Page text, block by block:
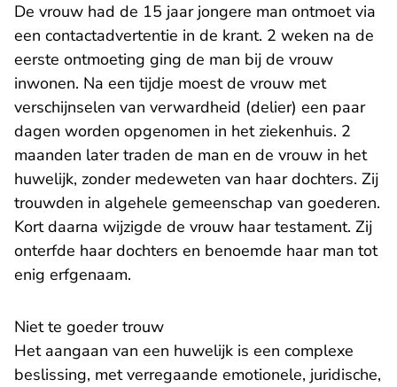
De vrouw had de 15 jaar jongere man ontmoet via
een contactadvertentie in de krant. 2 weken na de
eerste ontmoeting ging de man bij de vrouw
inwonen. Na een tijdje moest de vrouw met
verschijnselen van verwardheid (delier) een paar
dagen worden opgenomen in het ziekenhuis. 2
maanden later traden de man en de vrouw in het
huwelijk, zonder medeweten van haar dochters. Zij
trouwden in algehele gemeenschap van goederen.
Kort daarna wijzigde de vrouw haar testament. Zij
onterfde haar dochters en benoemde haar man tot
enig erfgenaam.
Niet te goeder trouw
Het aangaan van een huwelijk is een complexe
beslissing, met verregaande emotionele, juridische,